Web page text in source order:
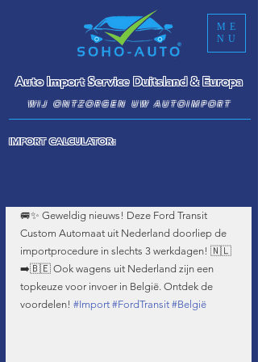
ME
NU
Auto Import Service Duitsland & Europa
IMPORT CALCULATOR:
WIJ ONTZORGEN UW AUTOIMPORT
🚐✨ Geweldig nieuws! Deze Ford Transit
Custom Automaat uit Nederland doorliep de
importprocedure in slechts 3 werkdagen! 🇳🇱
➡️🇧🇪 Ook wagens uit Nederland zijn een
topkeuze voor invoer in België. Ontdek de
voordelen! #Import #FordTransit #België